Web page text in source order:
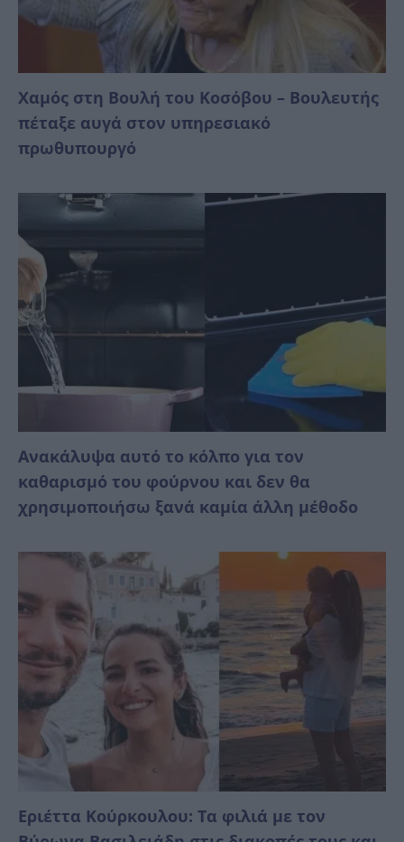
Χαμός στη Βουλή του Κοσόβου – Βουλευτής
πέταξε αυγά στον υπηρεσιακό
πρωθυπουργό
Ανακάλυψα αυτό το κόλπο για τον
καθαρισμό του φούρνου και δεν θα
χρησιμοποιήσω ξανά καμία άλλη μέθοδο
Εριέττα Κούρκουλου: Τα φιλιά με τον